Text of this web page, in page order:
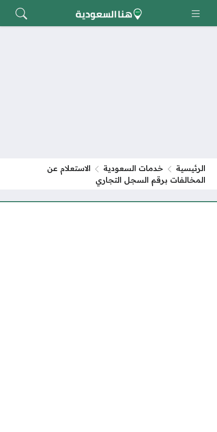
الرئيسية خدمات السعودية
الاستعلام عن
المخالفات برقم السجل التجاري